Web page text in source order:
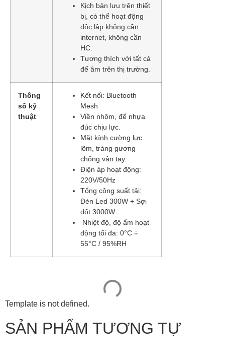
Kịch bản lưu trên thiết
bị, có thể hoạt động
độc lập không cần
internet, không cần
HC.
Tương thích với tất cả
đế âm trên thị trường.
Thông
số kỹ
thuật
Kết nối: Bluetooth
Mesh
Viền nhôm, đế nhựa
đúc chịu lực.
Mặt kính cường lực
lõm, tráng gương
chống vân tay.
Điện áp hoạt động:
220V/50Hz
Tổng công suất tải:
Đèn Led 300W + Sợi
đốt 3000W
Nhiệt độ, độ ẩm hoạt
động tối đa: 0°C ÷
55°C / 95%RH
Template is not defined.
SẢN PHẨM TƯƠNG TỰ